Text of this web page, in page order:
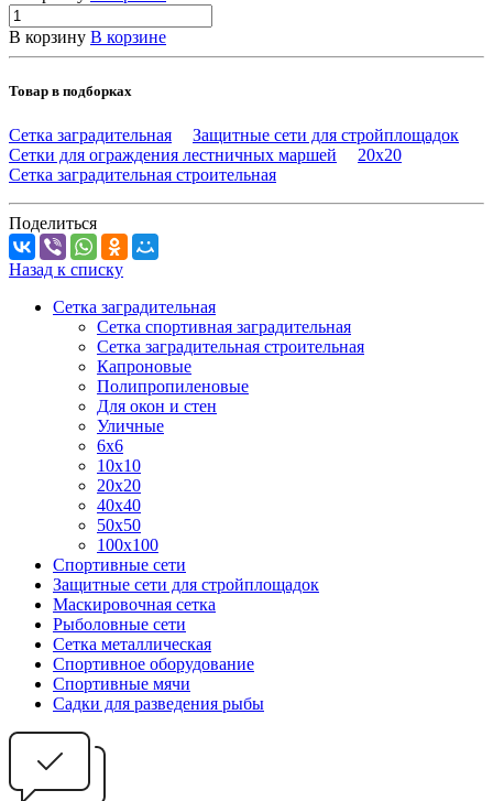
В корзину В корзине
Товар в подборках
Сетка заградительная
Защитные сети для стройплощадок
Сетки для ограждения лестничных маршей
20х20
Сетка заградительная строительная
Поделиться
Назад к списку
Сетка заградительная
Сетка спортивная заградительная
Сетка заградительная строительная
Капроновые
Полипропиленовые
Для окон и стен
Уличные
6х6
10х10
20х20
40х40
50х50
100х100
Спортивные сети
Защитные сети для стройплощадок
Маскировочная сетка
Рыболовные сети
Сетка металлическая
Спортивное оборудование
Спортивные мячи
Садки для разведения рыбы